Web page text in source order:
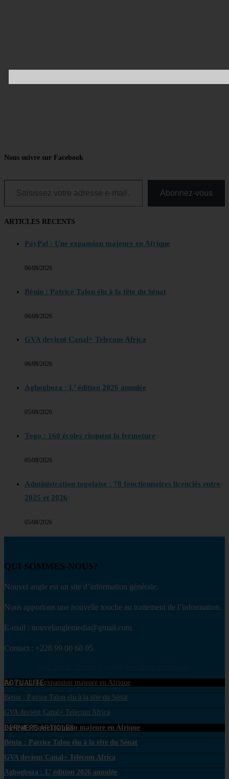
Nous suivre sur Facebook
Saisissez votre adresse e-mail…
Abonnez-vous
ARTICLES RECENTS
PayPal : Une expansion majeure en Afrique
06/08/2026
Bénin : Patrice Talon élu à la tête du Sénat
06/08/2026
GVA devient Canal+ Telecom Africa
06/08/2026
Agbogboza : L’ édition 2026 annulée
05/08/2026
Togo : 160 écoles risquent la fermeture
05/08/2026
Administration togolaise : 78 fonctionnaires licenciés entre
2025 et 2026
05/08/2026
QUI SOMMES-NOUS?
Nouvel angle est un site d’information générale.
Nous apportons une nouvelle touche au traitement de l’information.
E-mail : nouvelanglemedia@gmail.com
Contact : +228 99 00 68 05
ACTUALITE
PayPal : Une expansion majeure en Afrique
Bénin : Patrice Talon élu à la tête du Sénat
GVA devient Canal+ Telecom Africa
DERNIERS ARTICLES
PayPal : Une expansion majeure en Afrique
Bénin : Patrice Talon élu à la tête du Sénat
GVA devient Canal+ Telecom Africa
Agbogboza : L’ édition 2026 annulée